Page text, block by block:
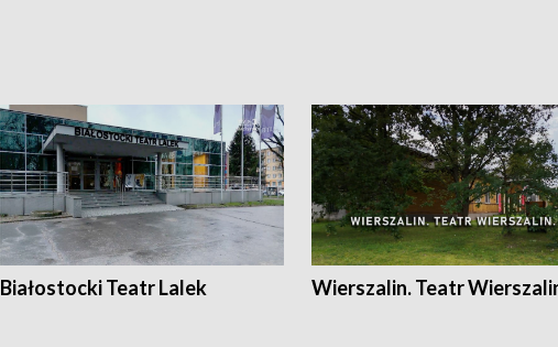
Białostocki Teatr Lalek Wierszalin. Teatr